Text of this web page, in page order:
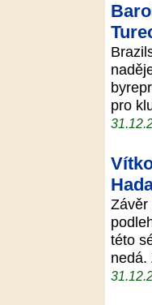
pro
Závěr
této
nedá.